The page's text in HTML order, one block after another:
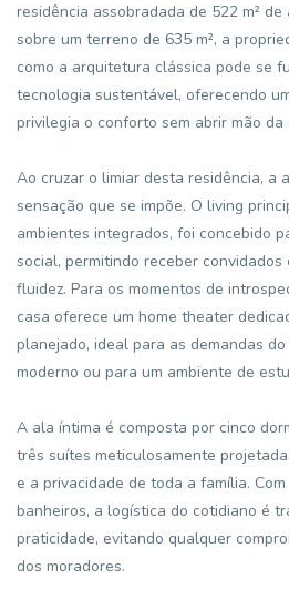
residência assobradada de 522 m²
sobre um terreno de 635 m², a
como a arquitetura clássica pode se
tecnologia sustentável, oferecendo
privilegia o conforto sem abrir mão
Ao cruzar o limiar desta residência, a
sensação que se impõe. O living
ambientes integrados, foi concebido
social, permitindo receber convidados
fluidez. Para os momentos de
casa oferece um home theater
planejado, ideal para as demandas
moderno ou para um ambiente de
A ala íntima é composta por cinco
três suítes meticulosamente
e a privacidade de toda a família.
banheiros, a logística do cotidiano é
praticidade, evitando qualquer
dos moradores.